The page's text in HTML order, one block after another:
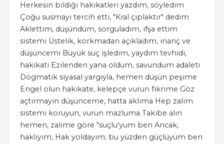
Herkesin bildiği hakikatleri yazdım, söyledim
Çoğu susmayı tercih etti, "Kral çıplaktır" dedim
Aklettim, düşündüm, sorguladım, ifşa ettim
sistemi Üstelik, korkmadan açıkladım, inanç ve
düşüncemi Büyük suç işledim, yaydım tevhidi,
hakikati Ezilenden yana oldum, savundum adaleti
Dogmatik siyasal yargıyla, hemen düşün peşime
Engel olun hakikate, kelepçe vurun fikrime Göz
açtırmayın düşünceme, hatta aklıma Hep zalim
sistemi koruyun, vurun mazluma Takibe alın
hemen, zalime göre "suçlu'yum ben Ancak,
haklıyım, Hak yoldayım; bu yüzden güçlüyüm ben